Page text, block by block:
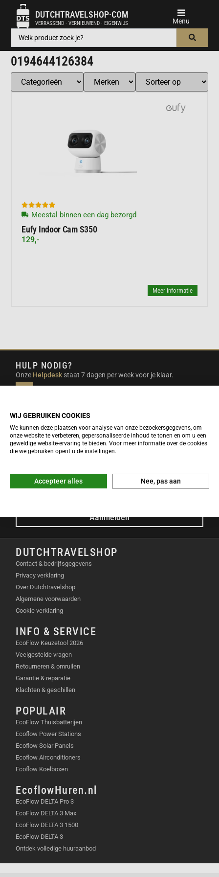
DUTCHTRAVELSHOP·COM
VERRASSEND · VERNIEUWEND · EIGENWIJS
0194644126384

Meestal binnen een dag bezorgd
Eufy Indoor Cam S350
129,-
Meer informatie
HULP NODIG?
Onze Helpdesk staat 7 dagen per week voor je klaar.
beantwoorden.
NIEUWSBRIEF
Meld je nu gratis aan voor de DTS-Nieuwsbrief en ontvang het
E-mailadres
Aanmelden
DUTCHTRAVELSHOP
Contact & bedrijfsgegevens
Privacy verklaring
Over Dutchtravelshop
Algemene voorwaarden
Cookie verklaring
INFO & SERVICE
EcoFlow Keuzetool 2026
Veelgestelde vragen
Retourneren & omruilen
Garantie & reparatie
Klachten & geschillen
POPULAIR
EcoFlow Thuisbatterijen
Ecoflow Power Stations
Ecoflow Solar Panels
Ecoflow Airconditioners
Ecoflow Koelboxen
EcoflowHuren.nl
EcoFlow DELTA Pro 3
EcoFlow DELTA 3 Max
EcoFlow DELTA 3 1500
EcoFlow DELTA 3
Ontdek volledige huuraanbod
WIJ GEBRUIKEN COOKIES
We kunnen deze plaatsen voor analyse van onze bezoekersgegevens, om
onze website te verbeteren, gepersonaliseerde inhoud te tonen en om u een
geweldige website-ervaring te bieden. Voor meer informatie over de cookies
die we gebruiken opent u de instellingen.
Accepteer alles Nee, pas aan